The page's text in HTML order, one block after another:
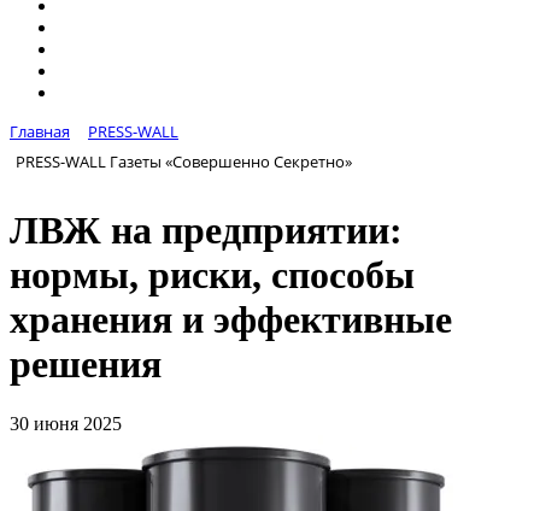
Главная
PRESS-WALL
PRESS-WALL Газеты «Совершенно Секретно»
ЛВЖ на предприятии:
нормы, риски, способы
хранения и эффективные
решения
30 июня 2025